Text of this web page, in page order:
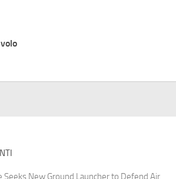
Seeks New Ground Launcher to Defend Air